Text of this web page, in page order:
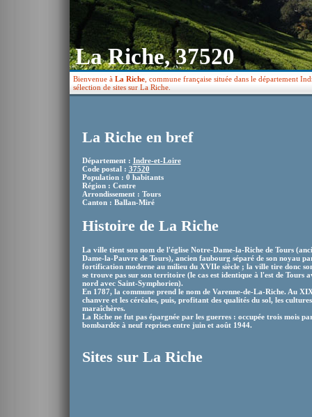
La Riche, 37520
Bienvenue à La Riche , commune française située dans le département
sélection de sites sur La Riche.
La Riche en bref
Département : Indre-et-Loire
Code postal : 37520
Population : 0 habitants
Région : Centre
Arrondissement : Tours
Canton : Ballan-Miré
Histoire de La Riche
La ville tient son nom de l'église Notre-Dame-la-Riche de Tours
Dame-la-Pauvre de Tours), ancien faubourg séparé de son noyau
fortification moderne au milieu du XVIIe siècle ; la ville tire donc
se trouve pas sur son territoire (le cas est identique à l'est de Tours
nord avec Saint-Symphorien).
En 1787, la commune prend le nom de Varenne-de-La-Riche. Au
chanvre et les céréales, puis, profitant des qualités du sol, les
maraîchères.
La Riche ne fut pas épargnée par les guerres : occupée trois mois
bombardée à neuf reprises entre juin et août 1944.
Sites sur La Riche